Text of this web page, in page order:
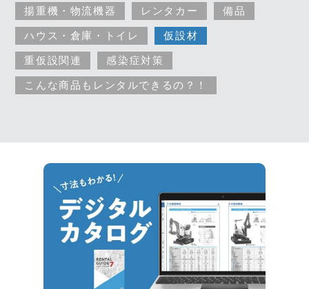
揚重機・物流機器 レンタカー 備品
ハウス・倉庫・トイレ 仮設材
重仮設関連 感染症対策
こんな商品もレンタルできるの？！